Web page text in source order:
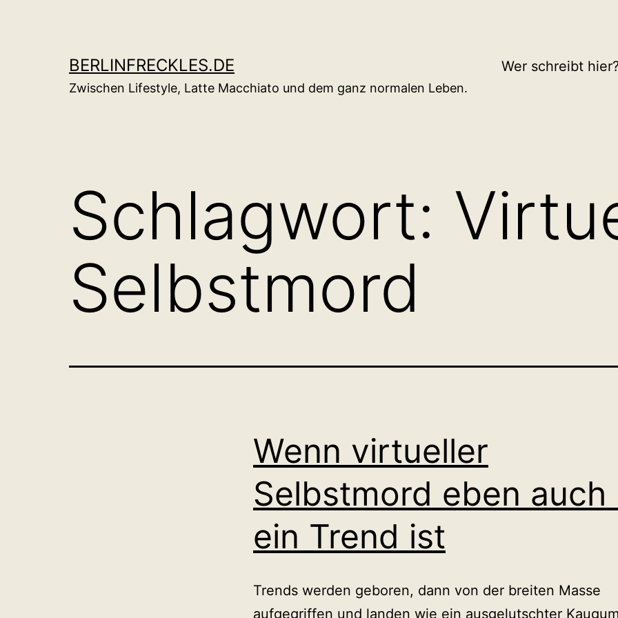
BERLINFRECKLES.DE
Zwischen Lifestyle, Latte Macchiato und dem ganz normalen Leben.
Wer schreibt hier?
Schlagwort:
Selbstmord
Wenn virtueller
Selbstmord eben auch
ein Trend ist
Trends werden geboren, dann von der breiten Masse
aufgegriffen und landen wie ein ausgelutschter